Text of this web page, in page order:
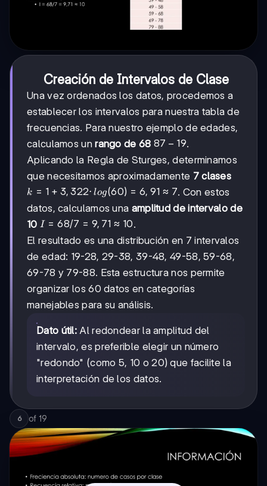
Creación de Intervalos de Clase
Una vez ordenados los datos, procedemos a
establecer los intervalos para nuestra tabla de
frecuencias. Para nuestro ejemplo de edades,
calculamos unrango de 68 87
-
19
87 − 19.
Aplicando la Regla de Sturges, determinamos
que necesitamos aproximadamente 7 clases
k = 1 +
3,322·log(60)
= 6,91 ≈ 7
k = 1 + 3, 322⋅ log(60) = 6, 91 ≈ 7. Con estos
datos, calculamos una amplitud de intervalo de
10 I =
68/7
=
9,71
≈ 10
I = 68/7 = 9, 71 ≈ 10.
El resultado es una distribución en 7 intervalos
de edad: 19-28, 29-38, 39-48, 49-58, 59-68,
69-78 y 79-88. Esta estructura nos permite
organizar los 60 datos en categorías
manejables para su análisis.
Dato útil: Al redondear la amplitud del
intervalo, es preferible elegir un número
"redondo" (como 5, 10 o 20) que facilite la
interpretación de los datos.
6 of 19